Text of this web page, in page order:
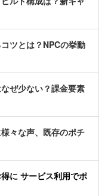
ツとは？NPCの挙動
ぜ少ない？課金要素
々な声、既存のポチ
に サービス利用でポ